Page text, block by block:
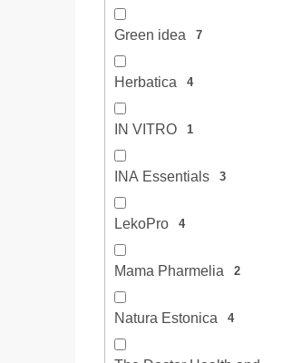
Green idea 7
Herbatica 4
IN VITRO 1
INA Essentials 3
LekoPro 4
Mama Pharmelia 2
Natura Estonica 4